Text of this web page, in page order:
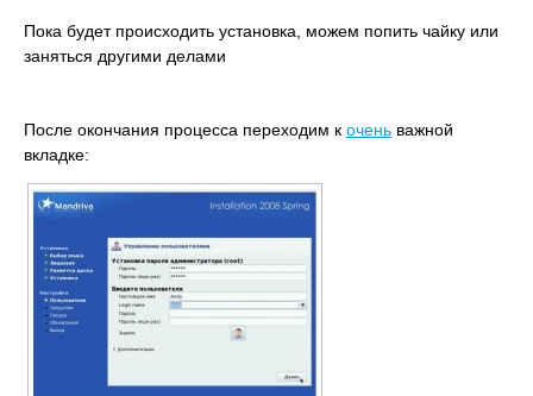
Пока будет происходить установка, можем попить чайку или
заняться другими делами
После окончания процесса переходим к очень важной
вкладке: